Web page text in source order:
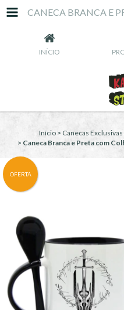
INÍCIO
Início > Canecas
> Caneca Branca e Preta com
OFERTA